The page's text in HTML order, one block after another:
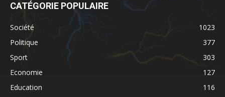
CATÉGORIE POPULAIRE
Société
1023
Politique
377
Sport
303
Economie
127
Education
116